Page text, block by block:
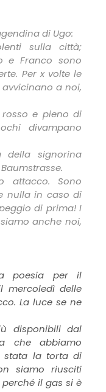
di Ugo:
sulla città;
e Franco sono
Per x volte le
a noi,
e pieno di
divampano
signorina
attacco. Sono
nulla in caso di
di prima! I
anche noi,
poesia per il
mercoledì delle
La luce se ne
disponibili dal
che abbiamo
stata la torta di
siamo riusciti
il gas si è